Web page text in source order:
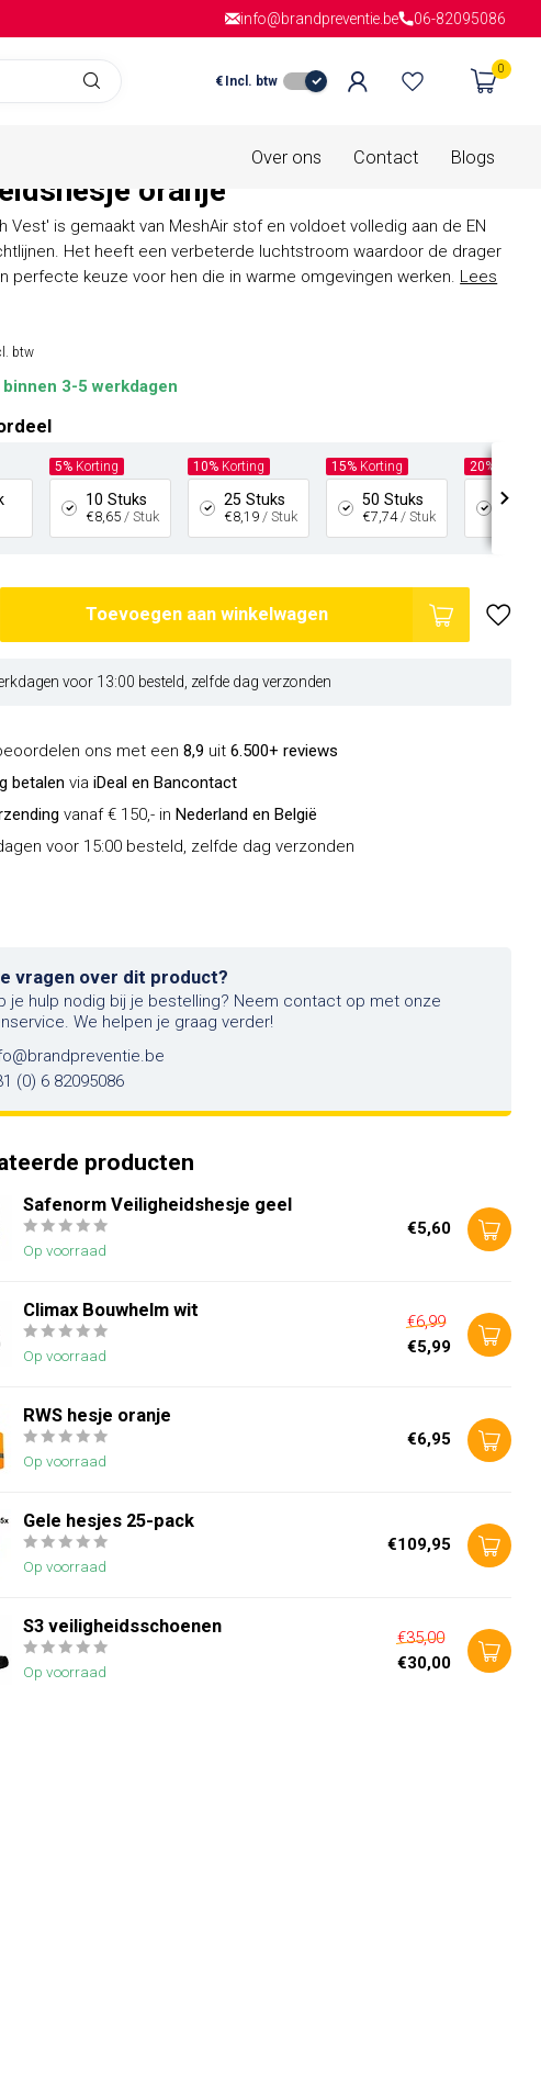
Gratis verzendingvanaf € 150,- in
info@brandpreventie.be 06-82095086
€ Incl. btw
0
Over ons Contact Blogs
Portwest C370 - MeshAir
oranje
Vest' is gemaakt van MeshAir stof en voldoet volledig aan de EN
Het heeft een verbeterde luchtstroom waardoor de drager
perfecte keuze voor hen die in warme omgevingen werken. Lees
btw
binnen 3-5 werkdagen
5% Korting
10 Stuks
€8,65 / Stuk
10% Korting
25 Stuks
€8,19 / Stuk
15% Korting
50 Stuks
€7,74 / Stuk
20%
100
Toevoegen aan winkelwagen
voor 13:00 besteld, zelfde dag verzonden
ons met een8,9 uit6.500+ reviews
betalen viaiDeal en Bancontact
vanaf € 150,- inNederland en België
voor 15:00 besteld, zelfde dag verzonden
vragen over dit product?
je hulp nodig bij je bestelling? Neem contact op met onze
We helpen je graag verder!
(0) 6 82095086
producten
Safenorm Veiligheidshesje geel
Op voorraad
€5,60
Climax Bouwhelm wit
Op voorraad
€6,99
€5,99
RWS hesje oranje
Op voorraad
€6,95
Gele hesjes 25-pack
Op voorraad
€109,95
S3 veiligheidsschoenen
Op voorraad
€35,00
€30,00